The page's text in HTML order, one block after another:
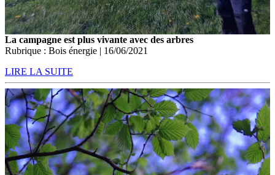
La campagne est plus vivante avec des arbres
Rubrique : Bois énergie | 16/06/2021
LIRE LA SUITE